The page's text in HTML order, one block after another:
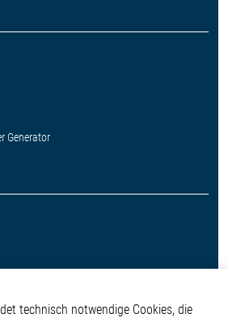
Generator
technisch notwendige Cookies, die